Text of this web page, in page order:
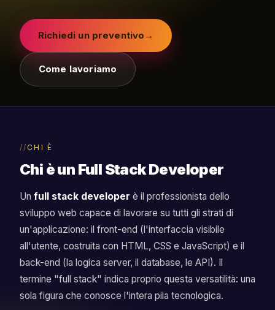
Richiedi un preventivo →
Come lavoriamo
CHI È
Chi è un Full Stack Developer
Un full stack developer è il professionista dello
sviluppo web capace di lavorare su tutti gli strati di
un'applicazione: il front-end (l'interfaccia visibile
all'utente, costruita con HTML, CSS e JavaScript) e il
back-end (la logica server, il database, le API). Il
termine "full stack" indica proprio questa versatilità: una
sola figura che conosce l'intera pila tecnologica.